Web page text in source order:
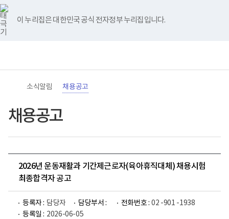
바
로
가
기
메
이 누리집은 대한민국 공식 전자정부 누리집입니다.
너
비
767px
이
하
영
검
메
홈
소식알림 채용공고
채용공고
2026년 운동재활과 기간제근로자(육아휴직대체) 채용시험
최종합격자 공고
등록자 : 담당자 담당부서 : 전화번호 : 02 -901 -1938
등록일 : 2026-06-05
유
튜
브
블
로
그
인
스
타
그
램
페
이
스
북